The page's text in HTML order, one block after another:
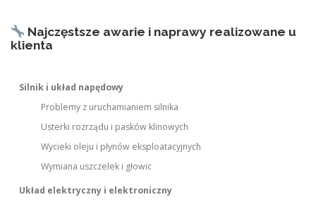
Najczęstsze awarie i naprawy realizowane u
klienta
Silnik i układ napędowy
Problemy z uruchamianiem silnika
Usterki rozrządu i pasków klinowych
Wycieki oleju i płynów eksploatacyjnych
Wymiana uszczelek i głowic
Układ elektryczny i elektroniczny